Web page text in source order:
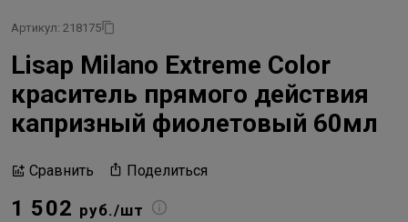
Артикул: 218175
Lisap Milano Extreme Color
краситель прямого действия
капризный фиолетовый 60мл
Сравнить Поделиться
1 502 руб./шт